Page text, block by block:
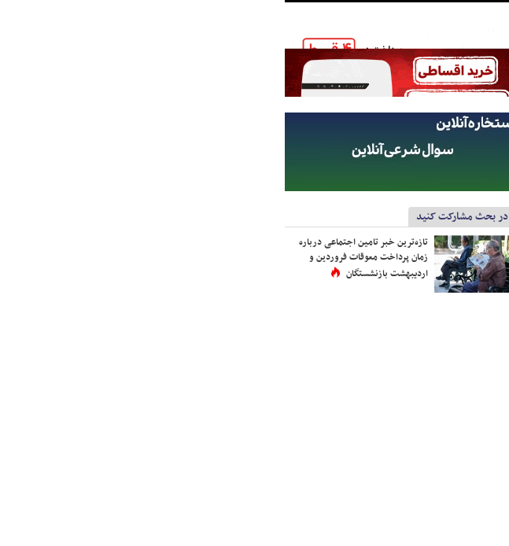
در بحث مشارکت کنید
تازه‌ترین خبر تامین اجتماعی درباره
زمان پرداخت معوقات فروردین و
اردیبهشت بازنشستگان